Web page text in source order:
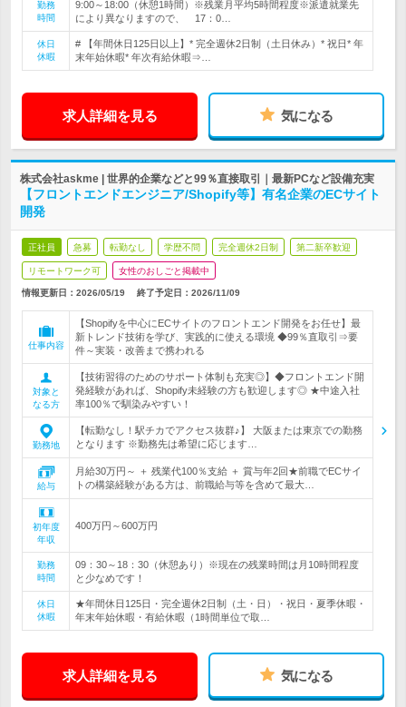
勤務
時間
9:00～18:00（休憩1時間）※残業月平均5時間程度※派遣就業先
により異なりますので、 17：0…
休日
休暇
# 【年間休日125日以上】* 完全週休2日制（土日休み）* 祝日* 年
末年始休暇* 年次有給休暇⇒…
求人詳細を見る 気になる
株式会社askme | 世界的企業などと99％直接取引｜最新PCなど設備充実
【フロントエンドエンジニア/Shopify等】有名企業のECサイト
開発
正社員 急募 転勤なし 学歴不問 完全週休2日制 第二新卒歓迎
リモートワーク可 女性のおしごと掲載中
情報更新日：2026/05/19 終了予定日： 2026/11/09
仕事内容
【Shopifyを中心にECサイトのフロントエンド開発をお任せ】最
新トレンド技術を学び、実践的に使える環境 ◆99％直取引⇒要
件～実装・改善まで携われる
対象と
なる方
【技術習得のためのサポート体制も充実◎】◆フロントエンド開
発経験があれば、Shopify未経験の方も歓迎します◎ ★中途入社
率100％で馴染みやすい！
勤務地
【転勤なし！駅チカでアクセス抜群♪】 大阪または東京での勤務
となります ※勤務先は希望に応じます…
給与
月給30万円～ ＋ 残業代100％支給 ＋ 賞与年2回★前職でECサイ
トの構築経験がある方は、前職給与等を含めて最大…
初年度
年収
400万円～600万円
勤務
時間
09：30～18：30（休憩あり）※現在の残業時間は月10時間程度
と少なめです！
休日
休暇
★年間休日125日・完全週休2日制（土・日）・祝日・夏季休暇・
年末年始休暇・有給休暇（1時間単位で取…
求人詳細を見る 気になる